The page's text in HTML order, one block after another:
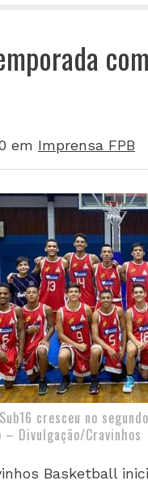
em Imprensa FPB
cresceu no
– Divulgação/Cravinhos
Basketball